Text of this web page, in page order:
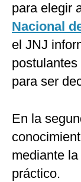
para elegir
Nacional
el JNJ
para ser
En la
mediante
práctico.